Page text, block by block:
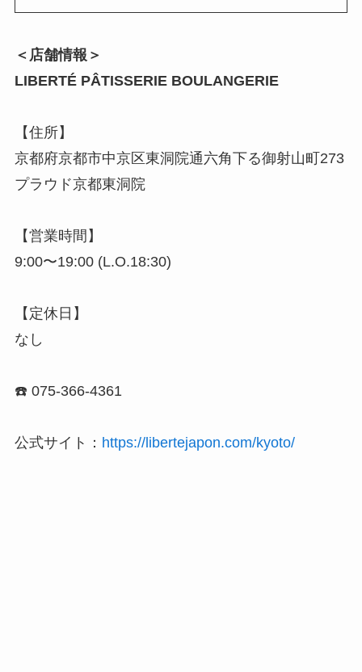
＜店舗情報＞
LIBERTÉ PÂTISSERIE BOULANGERIE
【住所】
京都府京都市中京区東洞院通六角下る御射山町273
プラウド京都東洞院
【営業時間】
9:00〜19:00 (L.O.18:30)
【定休日】
なし
☎️ 075-366-4361
公式サイト： https://libertejapon.com/kyoto/